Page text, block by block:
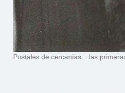
Postales de cercanías... las